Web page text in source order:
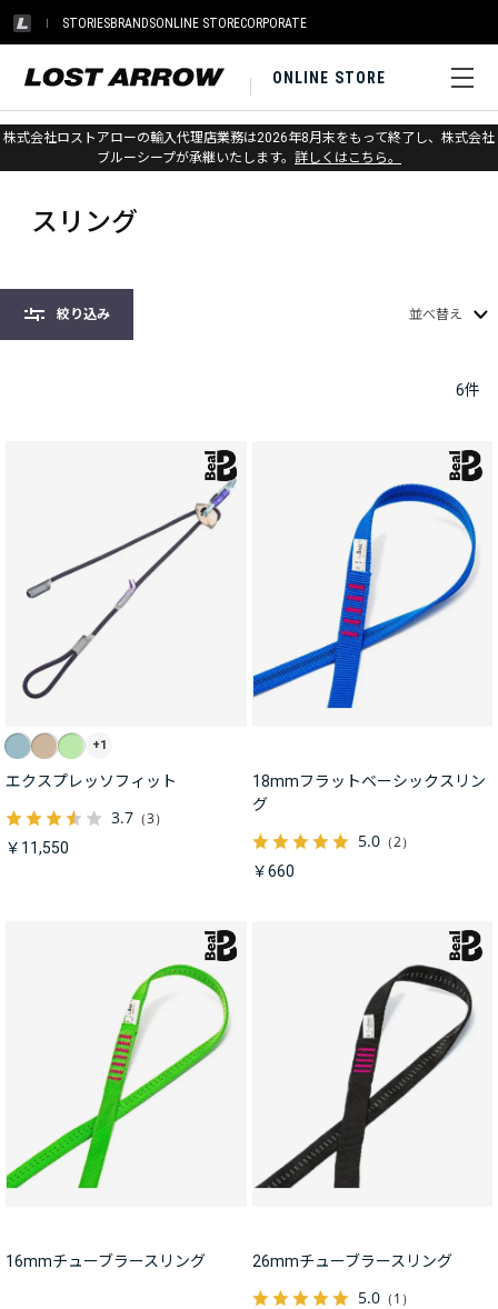
STORIESBRANDSONLINE STORECORPORATE
ONLINE STORE
株式会社ロストアローの輸入代理店業務は2026年8月末をもって終了し、株式会社
ブルーシープが承継いたします。 詳しくはこちら。
ホーム > ベアール > スリング
スリング
絞り込み 並べ替え
6件
+1
エクスプレッソフィット
3.7 （3）
￥11,550
18mmフラットベーシックスリン
グ
5.0（2）
￥660
16mmチューブラースリング 26mmチューブラースリング
5.0（1）